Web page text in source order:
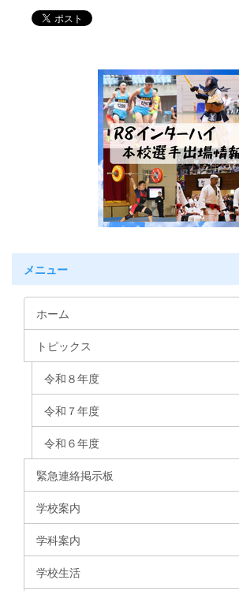
メニュー
ホーム
トピックス
令和８年度
令和７年度
令和６年度
緊急連絡掲示板
学校案内
学科案内
学校生活